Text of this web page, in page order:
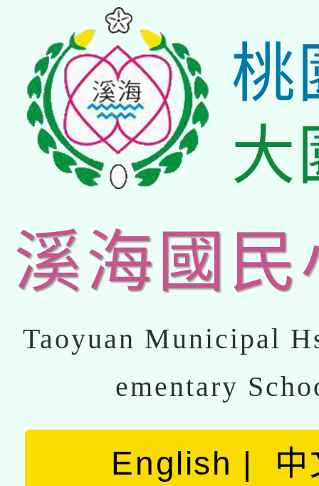
桃
大
溪海國民
Taoyuan Municipal
ementary
English 中